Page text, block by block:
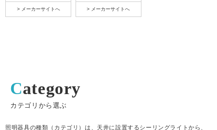
> メーカーサイトへ > メーカーサイトへ
Category
カテゴリから選ぶ
照明器具の種類（カテゴリ）は、天井に設置するシーリングライトから、